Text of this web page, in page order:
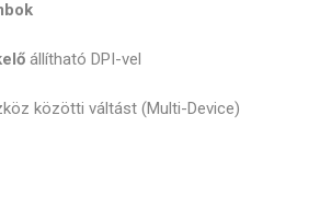
állítható DPI-vel
közötti váltást (Multi-Device)